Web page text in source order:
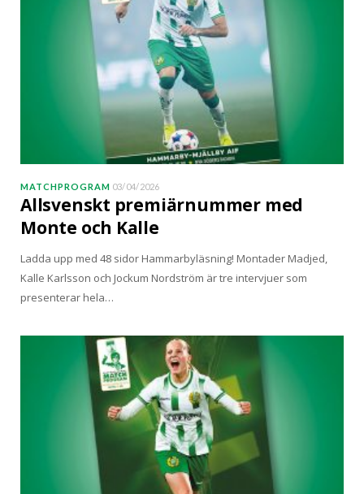
MATCHPROGRAM 03/04/2026
Allsvenskt premiärnummer med
Monte och Kalle
Ladda upp med 48 sidor Hammarbyläsning! Montader Madjed,
Kalle Karlsson och Jockum Nordström är tre intervjuer som
presenterar hela…